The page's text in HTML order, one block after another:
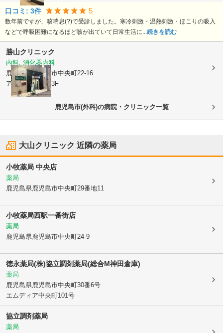
口コミ: 3件 5
数年前ですが、咳喘息(?)で受診しました。寒冷刺激・温熱刺激・ほこりの吸入
などで呼吸困難になるほど咳が出ていて日常生活に...続きを読む
勝山クリニック
内科, 消化器内科
鹿児島県鹿児島市中央町22-16
アエールプラザ3F
鹿児島市(外科)の病院・クリニック一覧
大山クリニック 近隣の薬局
小牧薬局 中央店
薬局
鹿児島県鹿児島市中央町29番地11
小牧薬局西駅一番街店
薬局
鹿児島県鹿児島市中央町24-9
徳永薬局(株)協立調剤薬局(総合M神田倉庫)
薬局
鹿児島県鹿児島市中央町30番6号
エムディア中央町101号
協立調剤薬局
薬局